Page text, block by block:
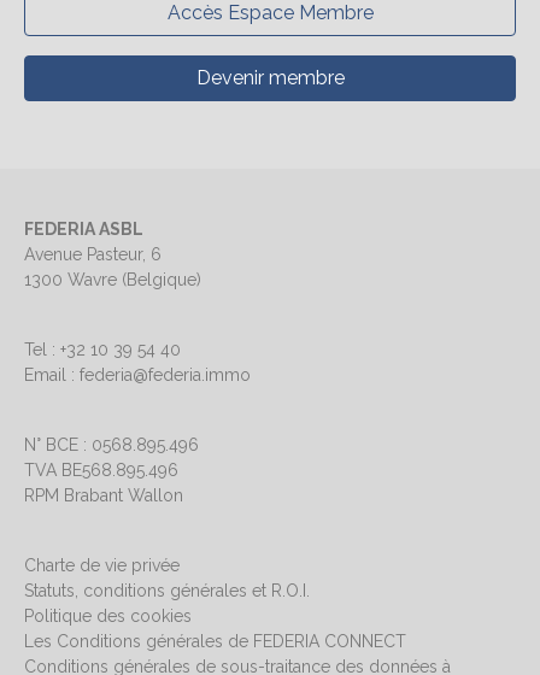
Accès Espace Membre
Devenir membre
FEDERIA ASBL
Avenue Pasteur, 6
1300 Wavre (Belgique)
Tel : +32 10 39 54 40
Email : federia@federia.immo
N° BCE : 0568.895.496
TVA BE568.895.496
RPM Brabant Wallon
Charte de vie privée
Statuts, conditions générales et R.O.I.
Politique des cookies
Les Conditions générales de FEDERIA CONNECT
Conditions générales de sous-traitance des données à